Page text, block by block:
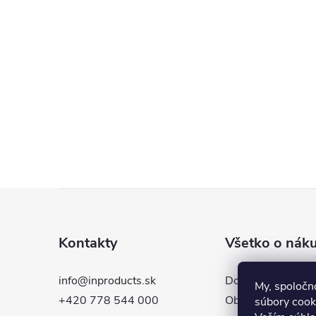
My,
súbory
Kontakty
info@inproducts.sk
+420 778 544 000
Všetko o
Doprava a platba
Obchodné